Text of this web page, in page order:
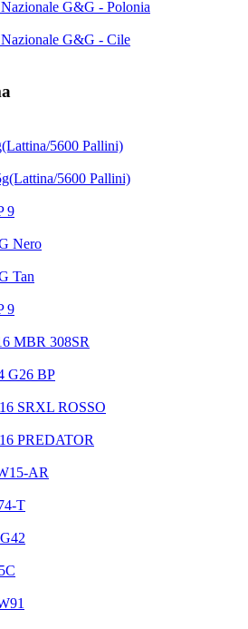
G&G - Polonia
G&G - Cile
5600 Pallini)
5600 Pallini)
9
Nero
Tan
9
MBR 308SR
G26 BP
SRXL ROSSO
PREDATOR
AR
T